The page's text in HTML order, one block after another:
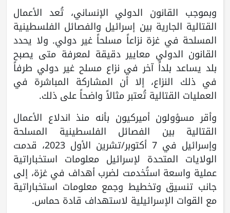
وبموجب القانون الدولي الإنساني، تُعد الأعمال
القتالية الجارية بين إسرائيل والفصائل الفلسطينية
المسلحة في غزة نزاعاً مسلحاً غير دولي. ولا يحدد
القانون الدولي معايير دقيقة لمعرفة متى يصبح
بلد يساعد بلداً آخر في نزاع مسلح غير دولي طرفاً
في ذلك النزاع، إلا أن المشاركة المباشرة في
العمليات القتالية تُعتبر مثالاً واضحاً على ذلك.
وأقر مسؤولون أميركيون بأنه منذ اندلاع الأعمال
القتالية بين الفصائل الفلسطينية المسلحة
وإسرائيل في 7 أكتوبر/تشرين الأول 2023، قدمت
الولايات المتحدة لإسرائيل معلومات استخباراتية
عملية واسعة استُخدمت لضرب أهداف في غزة، إلى
جانب تنسيق وتخطيط وجمع معلومات استخباراتية
مع القوات الإسرائيلية لاستهداف قادة حماس.